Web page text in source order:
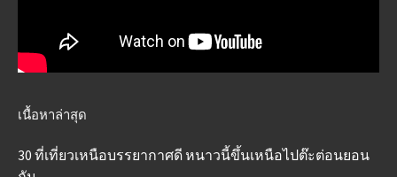
เนื้อหาล่าสุด
30 ที่เที่ยวเหนือบรรยากาศดี หนาวนี้ขึ้นเหนือไปต๊ะต่อนยอน